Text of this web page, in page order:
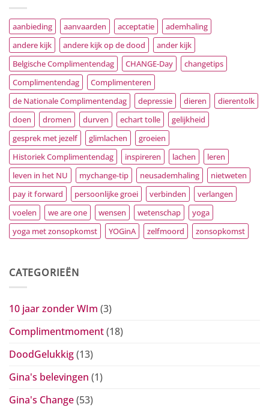
aanbieding aanvaarden acceptatie
ademhaling
andere kijk
andere kijk op de dood
ander kijk
Belgische Complimentendag
CHANGE-Day
changetips
Complimentendag
Complimenteren
de Nationale Complimentendag
depressie dieren
dierentolk
doen
dromen durven echart tolle
gelijkheid
gesprek met jezelf
glimlachen
groeien
Historiek Complimentendag
inspireren lachen
leren
leven in het NU
mychange-tip neusademhaling
nietweten
pay it forward
persoonlijke groei verbinden
verlangen
voelen
we are one wensen wetenschap
yoga
yoga met zonsopkomst
YOGinA zelfmoord zonsopkomst
CATEGORIEËN
10 jaar zonder WIm (3)
Complimentmoment(18)
DoodGelukkig(13)
Gina's belevingen (1)
Gina's Change(53)